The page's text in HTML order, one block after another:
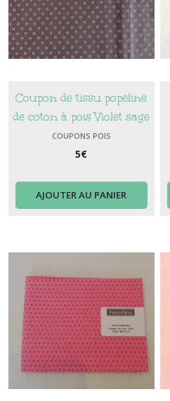
Coupon de tissu popeline
de coton à pois Violet sage
COUPONS POIS
5€
AJOUTER AU PANIER